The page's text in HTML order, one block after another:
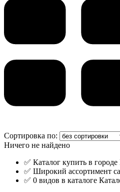
Сортировка по:
Ничего не найдено
✅ Каталог купить в
✅ Широкий ассортимент
✅ 0 видов в каталоге